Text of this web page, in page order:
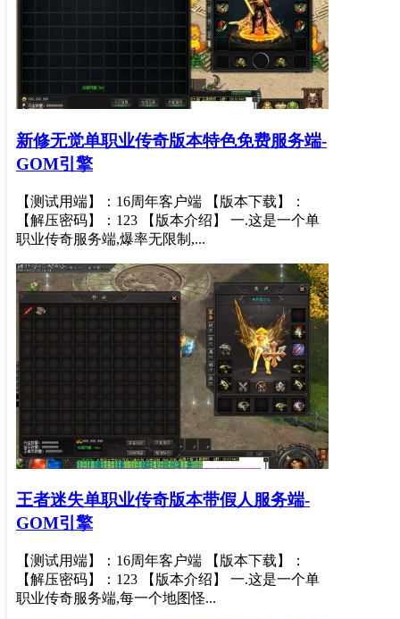
新修无觉单职业传奇版本特色免费服务端-
GOM引擎
【测试用端】：16周年客户端 【版本下载】：
【解压密码】：123 【版本介绍】 一.这是一个单
职业传奇服务端,爆率无限制,...
王者迷失单职业传奇版本带假人服务端-
GOM引擎
【测试用端】：16周年客户端 【版本下载】：
【解压密码】：123 【版本介绍】 一.这是一个单
职业传奇服务端,每一个地图怪...